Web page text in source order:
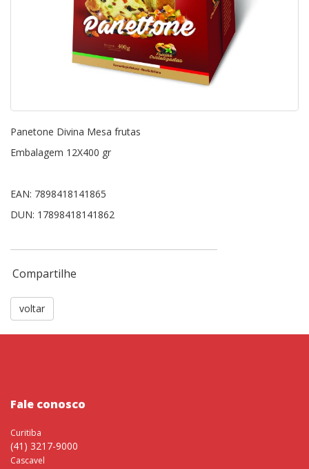
Panetone Divina Mesa frutas
Embalagem 12X400 gr
EAN: 7898418141865
DUN: 17898418141862
Compartilhe
voltar
Fale conosco
Curitiba
(41) 3217-9000
Cascavel